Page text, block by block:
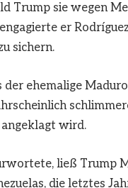
Trump sie wegen
er
sichern.
der ehemalige
wird.
ließ Trump
die letztes